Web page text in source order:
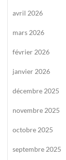
avril 2026
mars 2026
février 2026
janvier 2026
décembre 2025
novembre 2025
octobre 2025
septembre 2025